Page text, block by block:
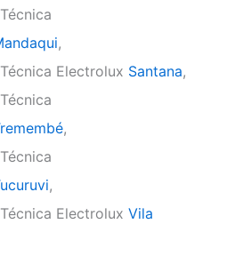
,
Electrolux Santana,
,
,
Electrolux Vila